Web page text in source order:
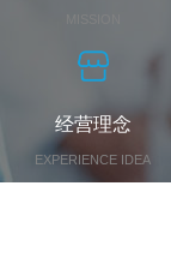
经营理念
EXPERIENCE IDEA